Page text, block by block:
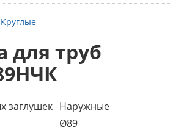
для труб
заглушек Наружные
Ø89